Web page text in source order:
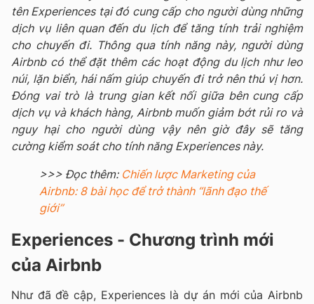
tên Experiences tại đó cung cấp cho người dùng những
dịch vụ liên quan đến du lịch để tăng tính trải nghiệm
cho chuyến đi. Thông qua tính năng này, người dùng
Airbnb có thể đặt thêm các hoạt động du lịch như leo
núi, lặn biển, hái nấm giúp chuyến đi trở nên thú vị hơn.
Đóng vai trò là trung gian kết nối giữa bên cung cấp
dịch vụ và khách hàng, Airbnb muốn giảm bớt rủi ro và
nguy hại cho người dùng vậy nên giờ đây sẽ tăng
cường kiểm soát cho tính năng Experiences này.
>>> Đọc thêm: Chiến lược Marketing của
Airbnb: 8 bài học để trở thành “lãnh đạo thế
giới”
Experiences - Chương trình mới
của Airbnb
Như đã đề cập, Experiences là dự án mới của Airbnb